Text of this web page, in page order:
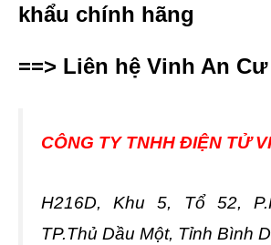
khẩu chính hãng
==> Liên hệ Vinh An Cư
CÔNG TY TNHH ĐIỆN TỬ
H216D, Khu 5, Tổ 52,
TP.Thủ Dầu Một, Tỉnh Bình